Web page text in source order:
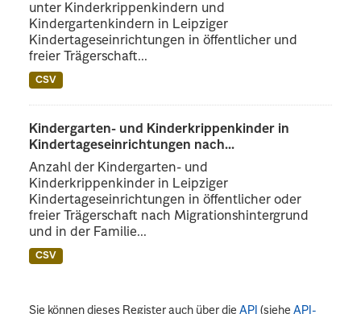
unter Kinderkrippenkindern und
Kindergartenkindern in Leipziger
Kindertageseinrichtungen in öffentlicher und
freier Trägerschaft...
CSV
Kindergarten- und Kinderkrippenkinder in
Kindertageseinrichtungen nach...
Anzahl der Kindergarten- und
Kinderkrippenkinder in Leipziger
Kindertageseinrichtungen in öffentlicher oder
freier Trägerschaft nach Migrationshintergrund
und in der Familie...
CSV
Sie können dieses Register auch über dieAPI (sieheAPI-